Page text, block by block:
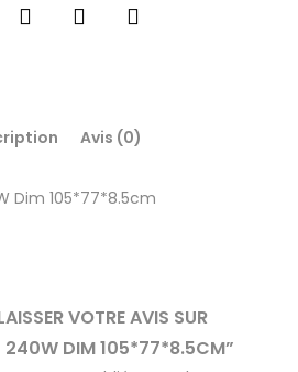
Avis (0)
Dim 105*77*8.5cm
VOTRE AVIS SUR
240W DIM 105*77*8.5CM”